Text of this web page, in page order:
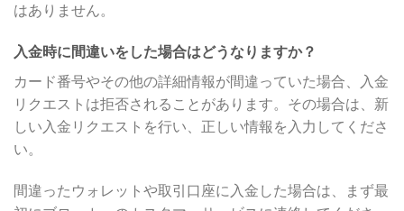
はありません。
入金時に間違いをした場合はどうなりますか？
カード番号やその他の詳細情報が間違っていた場合、入金
リクエストは拒否されることがあります。その場合は、新
しい入金リクエストを行い、正しい情報を入力してくださ
い。
間違ったウォレットや取引口座に入金した場合は、まず最